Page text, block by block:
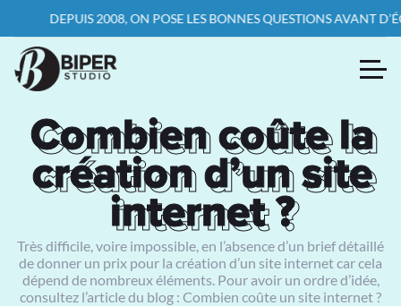
DEPUIS 2008, ON POSE LES BONNES QUESTIONS AVANT
Combien coûte la
création d’un site
internet ?
Combien coûte la
création d’un site
internet ?
Très difficile, voire impossible, en l’absence d’un brief détaillé
de donner un prix pour la création d’un site internet car cela
dépend de nombreux éléments. Pour avoir un ordre d’idée,
consultez l’article du blog : Combien coûte un site internet ?